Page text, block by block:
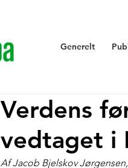
Generelt
Verdens
vedtaget i
Af Jacob Bjelskov